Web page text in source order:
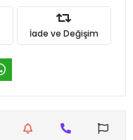
İade ve Değişim